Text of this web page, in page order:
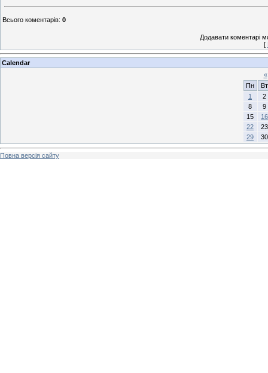
Всього коментарів: 0
Додавати коментарі
[
Calendar
«
Пн
Вт
1
2
8
9
15
16
22
23
29
30
Повна версія сайту